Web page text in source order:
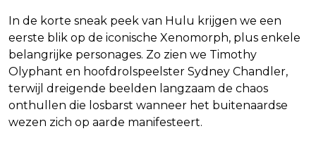
In de korte sneak peek van Hulu krijgen we een
eerste blik op de iconische Xenomorph, plus enkele
belangrijke personages. Zo zien we Timothy
Olyphant en hoofdrolspeelster Sydney Chandler,
terwijl dreigende beelden langzaam de chaos
onthullen die losbarst wanneer het buitenaardse
wezen zich op aarde manifesteert.